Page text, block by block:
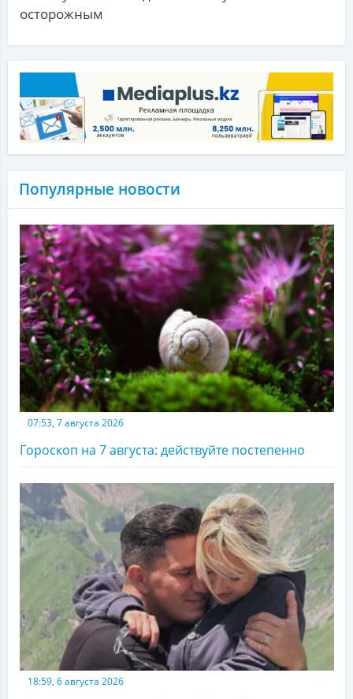
осторожным
Популярные новости
07:53, 7 августа 2026
Гороскоп на 7 августа: действуйте постепенно
18:59, 6 августа 2026